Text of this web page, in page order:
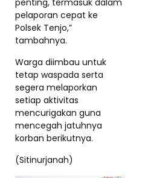
pelaporan cepat ke
Polsek Tenjo,”
tambahnya.
Warga diimbau untuk
tetap waspada serta
segera melaporkan
setiap aktivitas
mencurigakan guna
mencegah jatuhnya
korban berikutnya.
(Sitinurjanah)